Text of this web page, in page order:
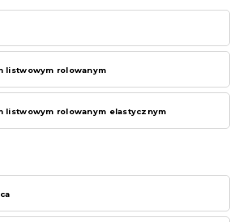
listwowym rolowanym
listwowym rolowanym elastycznym